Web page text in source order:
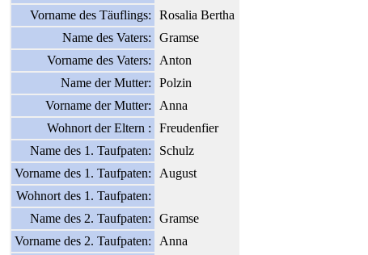
Vorname des Täuflings:
Rosalia Bertha
Name des Vaters:
Gramse
Vorname des Vaters:
Anton
Name der Mutter:
Polzin
Vorname der Mutter:
Anna
Wohnort der Eltern :
Freudenfier
Name des 1. Taufpaten:
Schulz
Vorname des 1. Taufpaten:
August
Wohnort des 1. Taufpaten:
Name des 2. Taufpaten:
Gramse
Vorname des 2. Taufpaten:
Anna